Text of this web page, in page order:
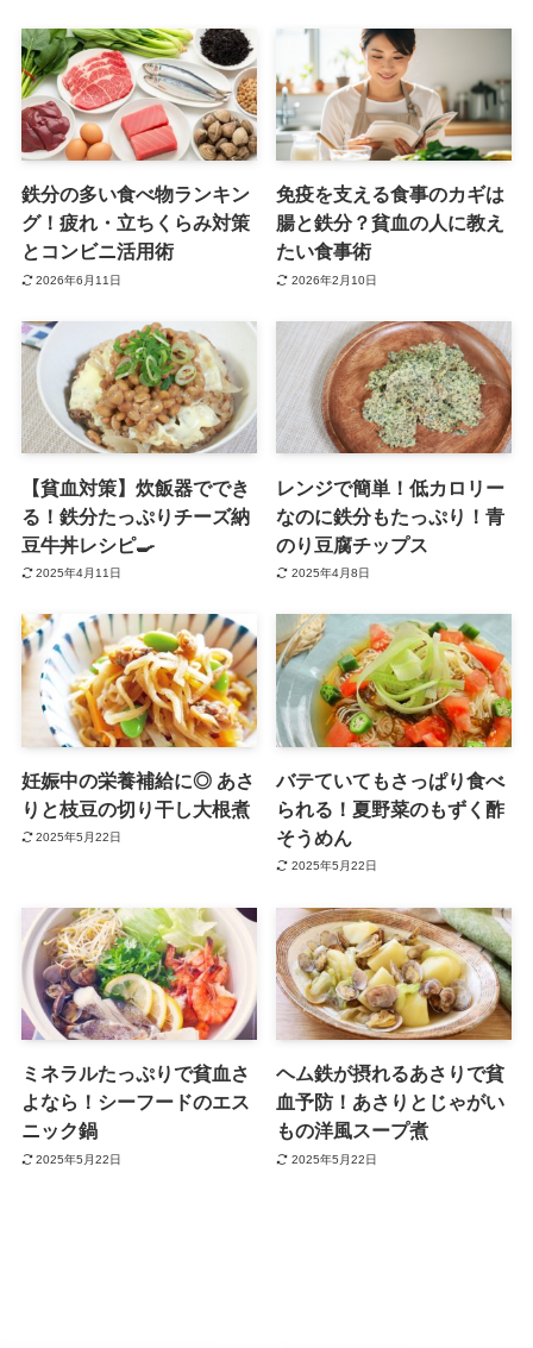
鉄分の多い食べ物ランキン
グ！疲れ・立ちくらみ対策
とコンビニ活用術
2026年6月11日
免疫を支える食事のカギは
腸と鉄分？貧血の人に教え
たい食事術
2026年2月10日
【貧血対策】炊飯器ででき
る！鉄分たっぷりチーズ納
豆牛丼レシピ🍳
2025年4月11日
レンジで簡単！低カロリー
なのに鉄分もたっぷり！青
のり豆腐チップス
2025年4月8日
妊娠中の栄養補給に◎ あさ
りと枝豆の切り干し大根煮
2025年5月22日
バテていてもさっぱり食べ
られる！夏野菜のもずく酢
そうめん
2025年5月22日
ミネラルたっぷりで貧血さ
よなら！シーフードのエス
ニック鍋
2025年5月22日
ヘム鉄が摂れるあさりで貧
血予防！あさりとじゃがい
もの洋風スープ煮
2025年5月22日